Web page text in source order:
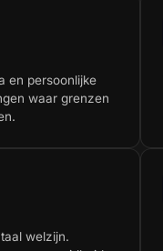
en persoonlijke
waar grenzen
welzijn.